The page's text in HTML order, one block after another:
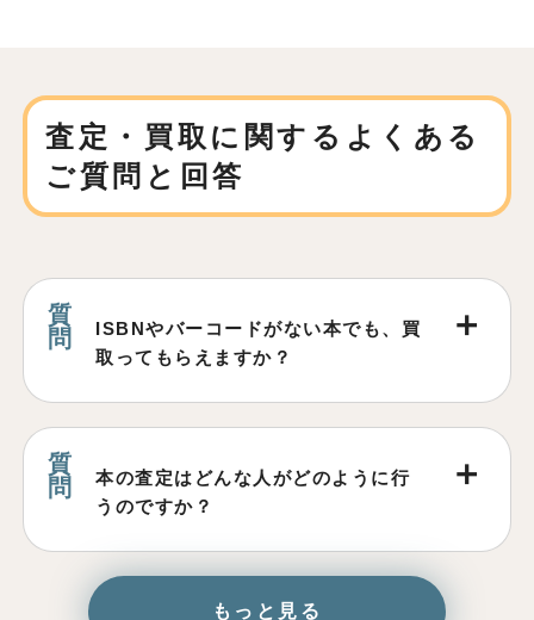
査定・買取に関する よくある
ご質問と回答
ISBNやバーコードがない本でも、買
取ってもらえますか？
本の査定はどんな人がどのように行
うのですか？
もっと見る